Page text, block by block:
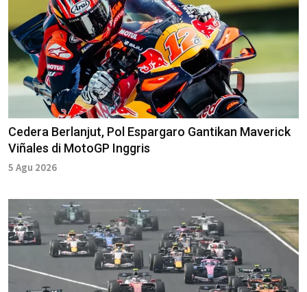
Cedera Berlanjut, Pol Espargaro Gantikan Maverick
Viñales di MotoGP Inggris
5 Agu 2026